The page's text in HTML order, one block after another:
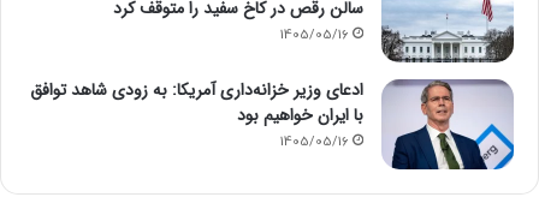
سالن رقص در کاخ سفید را متوقف کرد
1405/05/16
ادعای وزیر خزانه‌داری آمریکا: به زودی شاهد توافق
با ایران خواهیم بود
1405/05/16